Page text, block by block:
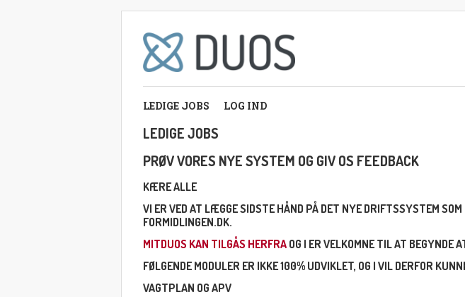
LEDIGE JOBS LOG IND
LEDIGE JOBS
PRØV VORES NYE SYSTEM OG GIV OS FEEDBACK
KÆRE ALLE
VI ER VED AT LÆGGE SIDSTE HÅND PÅ DET NYE DRIFTSSYSTEM
FORMIDLINGEN.DK.
MITDUOS KAN TILGÅS HERFRA OG I ER VELKOMNE TIL AT BEGYNDE
FØLGENDE MODULER ER IKKE 100% UDVIKLET, OG I VIL DERFOR
VAGTPLAN OG APV